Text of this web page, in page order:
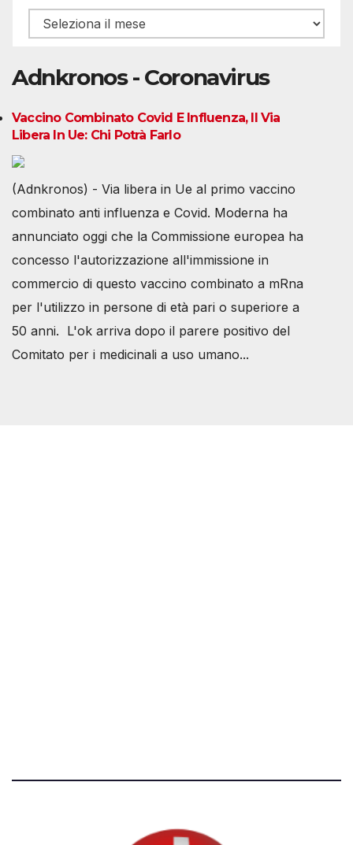
Archivio
Adnkronos - Coronavirus
Vaccino Combinato Covid E Influenza, Il Via
Libera In Ue: Chi Potrà Farlo
(Adnkronos) - Via libera in Ue al primo vaccino
combinato anti influenza e Covid. Moderna ha
annunciato oggi che la Commissione europea ha
concesso l'autorizzazione all'immissione in
commercio di questo vaccino combinato a mRna
per l'utilizzo in persone di età pari o superiore a
50 anni. L'ok arriva dopo il parere positivo del
Comitato per i medicinali a uso umano...